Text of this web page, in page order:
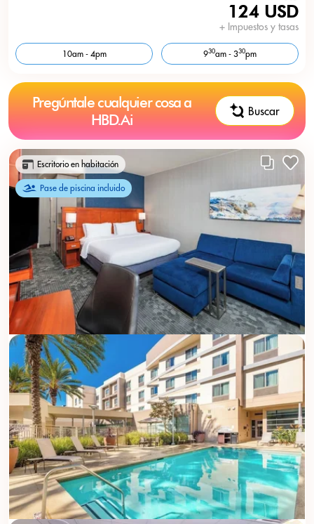
124 USD
+ Impuestos y tasas
10am - 4pm 930am - 330pm
Pregúntale cualquier cosa a
HBD.Ai
Buscar
Escritorio en habitación
Pase de piscina incluido